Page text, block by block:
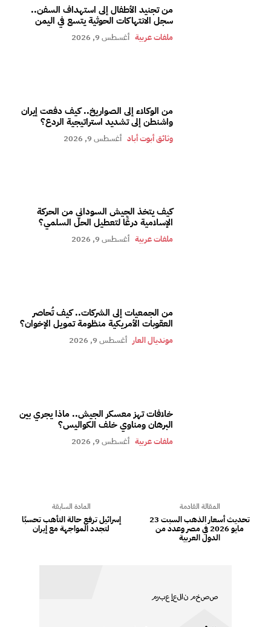
من تجنيد الأطفال إلى استهداف السفن..
سجل الانتهاكات الحوثية يتسع في اليمن
ملفات عربية أغسطس 9, 2026
من الوكلاء إلى الصواريخ.. كيف دفعت إيران
واشنطن إلى تشديد استراتيجية الردع؟
وثائق أبوت أباد أغسطس 9, 2026
كيف يتخذ الجيش السوداني من الحركة
الإسلامية درعًا لتعطيل الحل السلمي؟
ملفات عربية أغسطس 9, 2026
من الجمعيات إلى الشركات.. كيف تُحاصر
العقوبات الأمريكية منظومة تمويل الإخوان؟
مونديال العار أغسطس 9, 2026
خلافات تهز معسكر الجيش.. ماذا يجري بين
البرهان ومناوي خلف الكواليس؟
ملفات عربية أغسطس 9, 2026
المادة السابقة
إسرائيل ترفع حالة التأهب تحسبًا
لتجدد المواجهة مع إيران
المقالة القادمة
تحديث أسعار الذهب السبت 23
مايو 2026 في مصر وعدد من
الدول العربية